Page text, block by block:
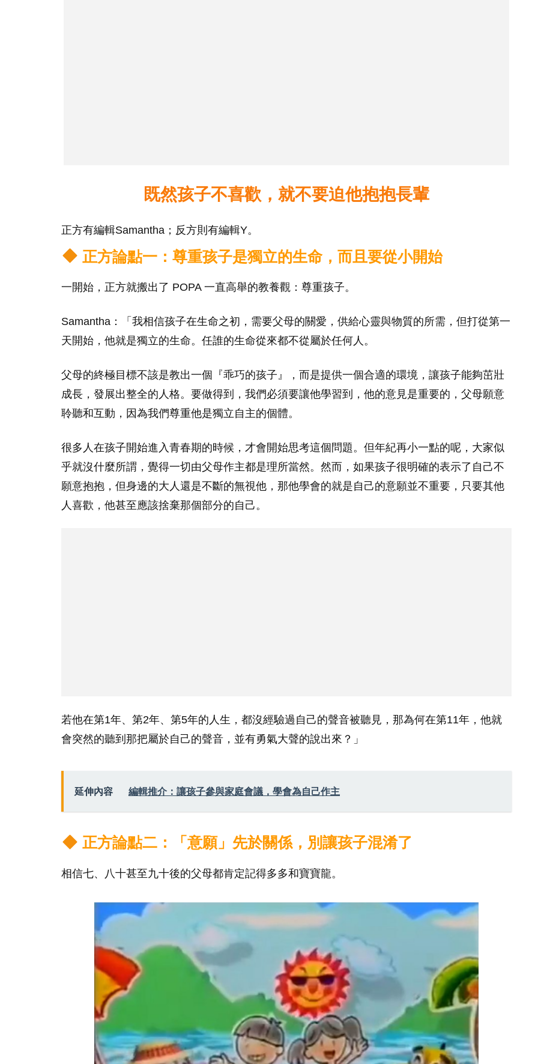
既然孩子不喜歡，就不要迫他抱抱長輩
正方有編輯Samantha；反方則有編輯Y。
正方論點一：尊重孩子是獨立的生命，而且要從小開始
一開始，正方就搬出了 POPA 一直高舉的教養觀：尊重孩子。
Samantha：「我相信孩子在生命之初，需要父母的關愛，供給心靈與物質的所需，但打從第一
天開始，他就是獨立的生命。任誰的生命從來都不從屬於任何人。
父母的終極目標不該是教出一個『乖巧的孩子』，而是提供一個合適的環境，讓孩子能夠茁壯
成長，發展出整全的人格。要做得到，我們必須要讓他學習到，他的意見是重要的，父母願意
聆聽和互動，因為我們尊重他是獨立自主的個體。
很多人在孩子開始進入青春期的時候，才會開始思考這個問題。但年紀再小一點的呢，大家似
乎就沒什麼所謂，覺得一切由父母作主都是理所當然。然而，如果孩子很明確的表示了自己不
願意抱抱，但身邊的大人還是不斷的無視他，那他學會的就是自己的意願並不重要，只要其他
人喜歡，他甚至應該捨棄那個部分的自己。
若他在第1年、第2年、第5年的人生，都沒經驗過自己的聲音被聽見，那為何在第11年，他就
會突然的聽到那把屬於自己的聲音，並有勇氣大聲的說出來？」
延伸內容 編輯推介：讓孩子參與家庭會議，學會為自己作主
正方論點二：「意願」先於關係，別讓孩子混淆了
相信七、八十甚至九十後的父母都肯定記得多多和寶寶龍。